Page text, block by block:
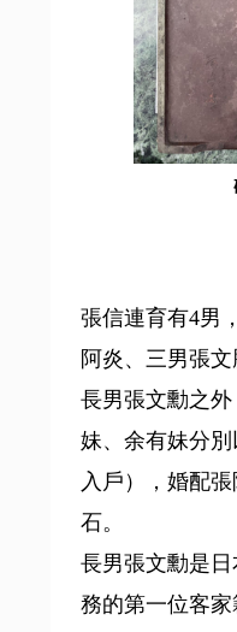
張信連育有4男
阿炎、三男張
長男張文勳之
妹、余有妹分
入戶），婚配
石。
長男張文勳是
務的第一位客